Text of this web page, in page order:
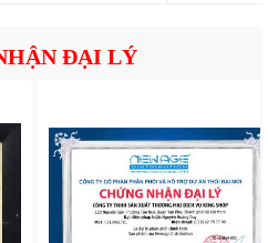
hợp cùng công suất hoạt động
chóng, tiết kiệm điện năng
sinh hoạt. Quạt đứng gia
bằng remote cho bạn dễ dàng
tùy chỉnh phù hợp với nhu cầu,
chủ động được thời gian, hỗ trợ
ĐẠI LÝ